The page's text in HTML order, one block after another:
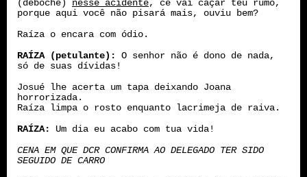
(deboche) nesse acidente, cê vai caçar teu rumo,
porque aqui você não pisará mais, ouviu bem?
Raíza o encara com ódio.
RAÍZA (petulante):
O senhor não é dono de nada,
só de suas dívidas!
Josué lhe acerta um tapa deixando Joana
horrorizada.
Raíza limpa o rosto enquanto lacrimeja de raiva.
RAÍZA:
Um dia eu acabo com tua vida!
CENA EM QUE DCR CONFIRMA AO DELEGADO TER SIDO
SEGUIDO DE CARRO